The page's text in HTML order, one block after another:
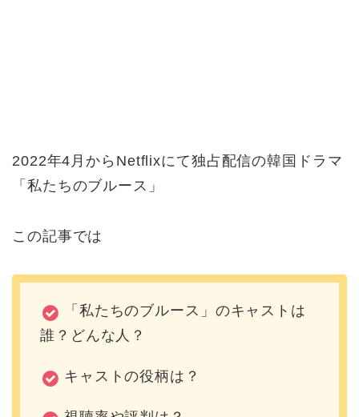
2022年4月からNetflixにて独占配信の韓国ドラマ
「私たちのブルース」
この記事では
「私たちのブルース」のキャストは
誰？どんな人？
キャストの役柄は？